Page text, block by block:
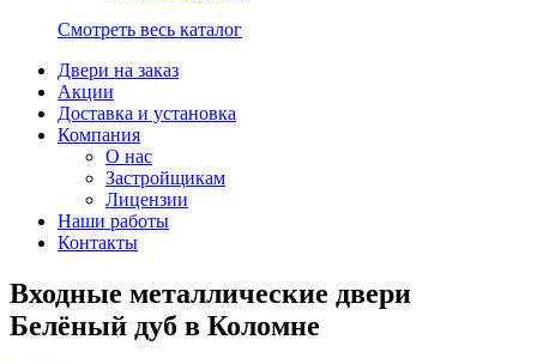
Смотреть весь каталог
Двери на заказ
Акции
Доставка и установка
Компания
О нас
Застройщикам
Лицензии
Наши работы
Контакты
Входные металлические двери
Белёный дуб в Коломне